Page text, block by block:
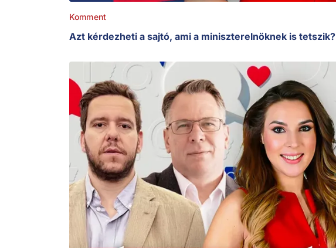
Komment
Azt kérdezheti a sajtó, ami a miniszterelnöknek is tetszik?